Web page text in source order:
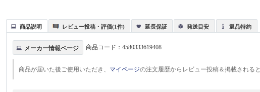
商品説明 レビュー投稿・評価(1件) 延長保証 発送目安 返品特約
メーカー情報ページ 商品コード：4580333619408
商品が届いた後ご使用いただき、 マイページの注文履歴からレビュー投稿＆掲載されると